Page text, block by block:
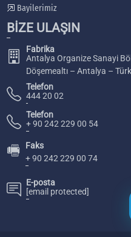
Bayilerimiz
BİZE ULAŞIN
Fabrika
Antalya Organize Sanayi
Döşemealtı – Antalya –
Telefon
444 20 02
Telefon
+ 90 242 229 00 54
🖷
Faks
+ 90 242 229 00 74
E-posta
[email protected]